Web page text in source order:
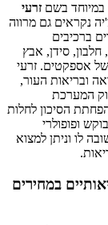
במיוחד בשם זרעי
נקראים גם מרווה
ברכיבים
חלבון, סידן, אבץ
של אספקטים. זרעי
ובריאות העור,
המערכת
הסיכון לחלות
ופופולרי
לו וניתן למצוא
במחירים